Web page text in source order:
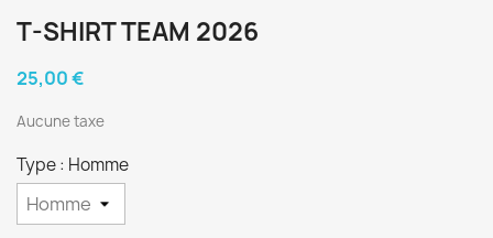
T-SHIRT TEAM 2026
25,00 €
Aucune taxe
Type : Homme